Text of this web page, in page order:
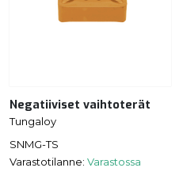
Negatiiviset vaihtoterät
Tungaloy
SNMG-TS
Varastotilanne: Varastossa